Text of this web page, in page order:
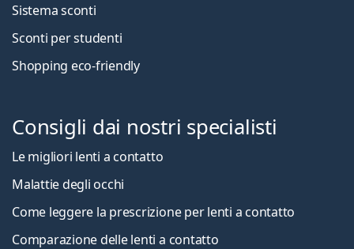
Sistema sconti
Sconti per studenti
Shopping eco-friendly
Consigli dai nostri specialisti
Le migliori lenti a contatto
Malattie degli occhi
Come leggere la prescrizione per lenti a contatto
Comparazione delle lenti a contatto